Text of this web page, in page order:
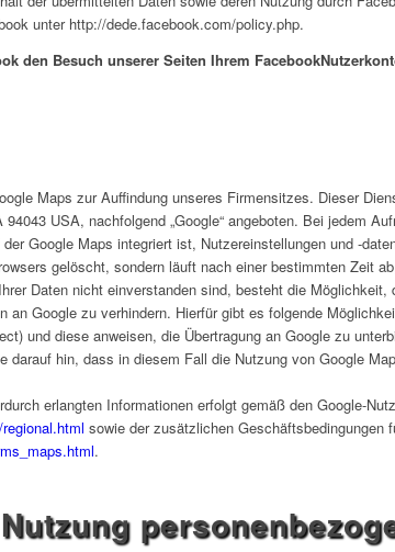
unter http://dede.facebook.com/policy.php.
den Besuch unserer Seiten Ihrem
Maps zur Auffindung unseres Firmensitzes. Dieser
USA, nachfolgend „Google“ angeboten. Bei jedem
Google Maps integriert ist, Nutzereinstellungen und -
gelöscht, sondern läuft nach einer bestimmten Zeit
Daten nicht einverstanden sind, besteht die
an Google zu verhindern. Hierfür gibt es folgende
und diese anweisen, die Übertragung an Google zu
darauf hin, dass in diesem Fall die Nutzung von Google
erlangten Informationen erfolgt gemäß den Google-
sowie der zusätzlichen Geschäftsbedingungen
.